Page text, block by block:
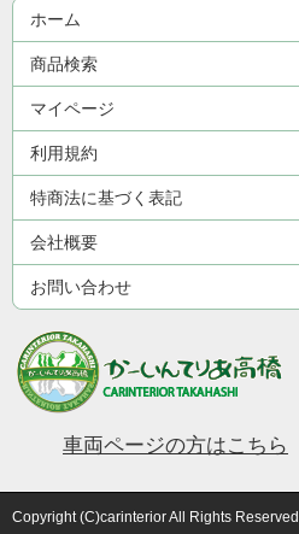
ホーム
商品検索
マイページ
利用規約
特商法に基づく表記
会社概要
お問い合わせ
車両ページの方はこちら
Copyright (C)carinterior All Rights Reserved.